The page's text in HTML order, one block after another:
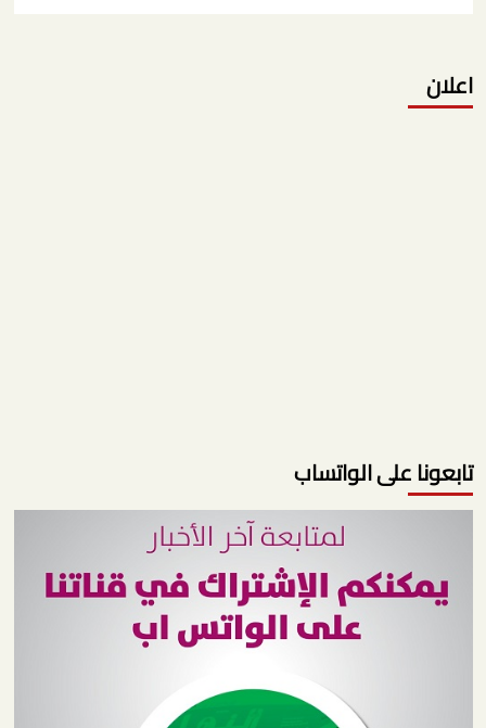
اعلان
تابعونا على الواتساب